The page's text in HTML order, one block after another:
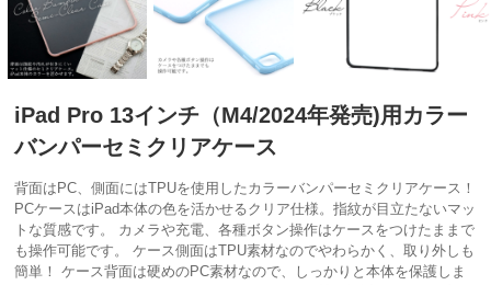
iPad Pro 13インチ（M4/2024年発売)用カラー
バンパーセミクリアケース
背面はPC、側面にはTPUを使用したカラーバンパーセミクリアケース！
PCケースはiPad本体の色を活かせるクリア仕様。指紋が目立たないマッ
トな質感です。 カメラや充電、各種ボタン操作はケースをつけたままで
も操作可能です。 ケース側面はTPU素材なのでやわらかく、取り外しも
簡単！ ケース背面は硬めのPC素材なので、しっかりと本体を保護しま